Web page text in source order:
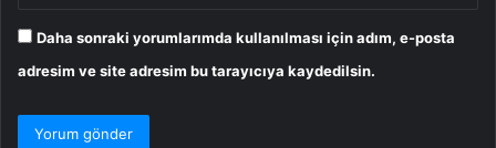
Daha sonraki yorumlarımda kullanılması için adım, e-posta
adresim ve site adresim bu tarayıcıya kaydedilsin.